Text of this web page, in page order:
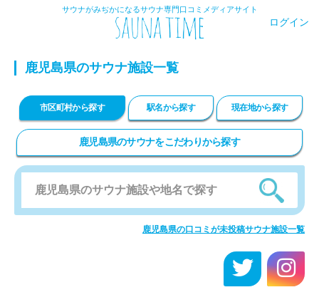
サウナがみぢかになるサウナ専門口コミメディアサイト
ログイン
鹿児島県のサウナ施設一覧
市区町村から探す 駅名から探す 現在地から探す
鹿児島県のサウナをこだわりから探す
鹿児島県の口コミが未投稿サウナ施設一覧